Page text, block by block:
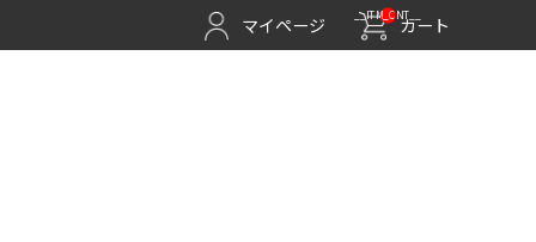
マイページ __ITM_CNT__カート